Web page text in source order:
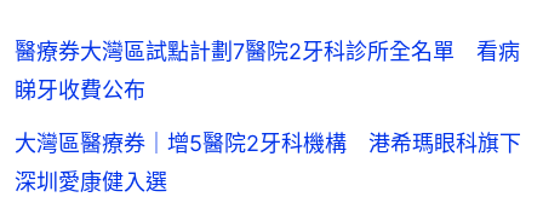
醫療券大灣區試點計劃7醫院2牙科診所全名單 看病
睇牙收費公布
大灣區醫療券｜增5醫院2牙科機構 港希瑪眼科旗下
深圳愛康健入選